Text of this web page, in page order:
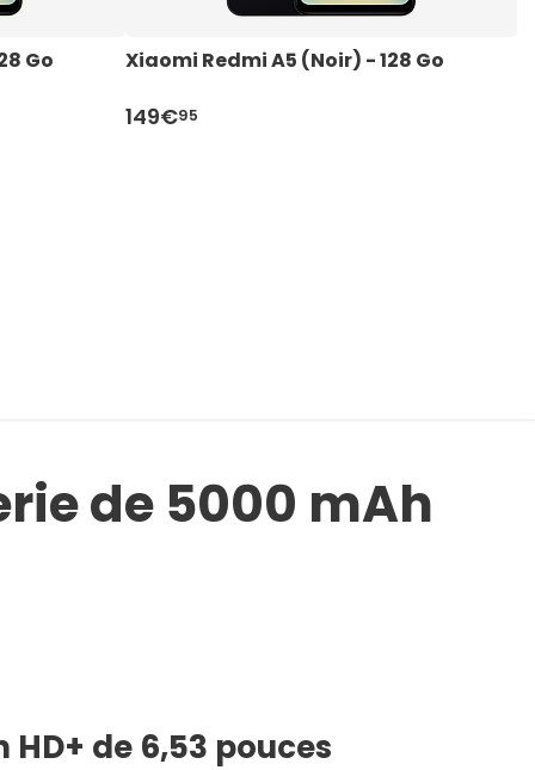
Go Xiaomi Redmi A5 (Noir) - 128 Go
149€95
de 5000 mAh
de 6,53 pouces